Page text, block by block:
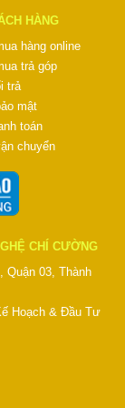
HÀNG
hàng online
trả góp
trả
mật
toán
chuyển
CHÍ CƯỜNG
Quận 03, Thành
Hoạch & Đầu Tư